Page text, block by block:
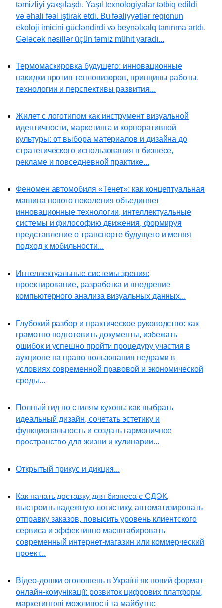
təmizliyi yaxşılaşdı. Yaşıl texnologiyalar tətbiq edildi
və əhali fəal iştirak etdi. Bu fəaliyyətlər regionun
ekoloji imicini gücləndirdi və beynəlxalq tanınma artdı.
Gələcək nəsillər üçün təmiz mühit yaradı...
Термомаскировка будущего: инновационные
накидки против тепловизоров, принципы работы,
технологии и перспективы развития...
Жилет с логотипом как инструмент визуальной
идентичности, маркетинга и корпоративной
культуры: от выбора материалов и дизайна до
стратегического использования в бизнесе,
рекламе и повседневной практике...
Феномен автомобиля «Тенет»: как концептуальная
машина нового поколения объединяет
инновационные технологии, интеллектуальные
системы и философию движения, формируя
представление о транспорте будущего и меняя
подход к мобильности...
Интеллектуальные системы зрения:
проектирование, разработка и внедрение
компьютерного анализа визуальных данных...
Глубокий разбор и практическое руководство: как
грамотно подготовить документы, избежать
ошибок и успешно пройти процедуру участия в
аукционе на право пользования недрами в
условиях современной правовой и экономической
среды...
Полный гид по стилям кухонь: как выбрать
идеальный дизайн, сочетать эстетику и
функциональность и создать гармоничное
пространство для жизни и кулинарии...
Открытый прикус и дикция...
Как начать доставку для бизнеса с СДЭК,
выстроить надежную логистику, автоматизировать
отправку заказов, повысить уровень клиентского
сервиса и эффективно масштабировать
современный интернет-магазин или коммерческий
проект...
Відео-дошки оголошень в Україні як новий формат
онлайн-комунікації: розвиток цифрових платформ,
маркетингові можливості та майбутнє